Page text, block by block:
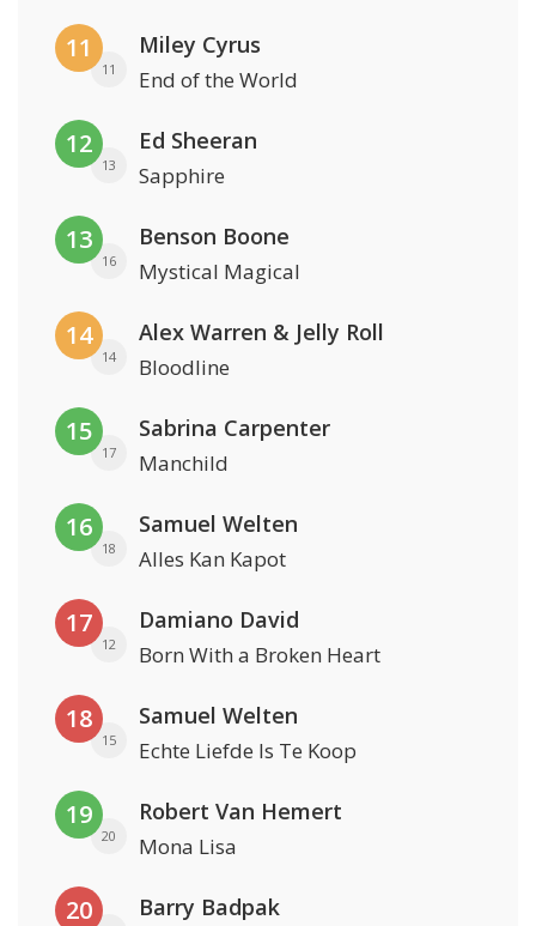
11
11
Miley Cyrus
End of the World
12
13
Ed Sheeran
Sapphire
13
16
Benson Boone
Mystical Magical
14
14
Alex Warren & Jelly Roll
Bloodline
15
17
Sabrina Carpenter
Manchild
16
18
Samuel Welten
Alles Kan Kapot
17
12
Damiano David
Born With a Broken Heart
18
15
Samuel Welten
Echte Liefde Is Te Koop
19
20
Robert Van Hemert
Mona Lisa
20 Barry Badpak